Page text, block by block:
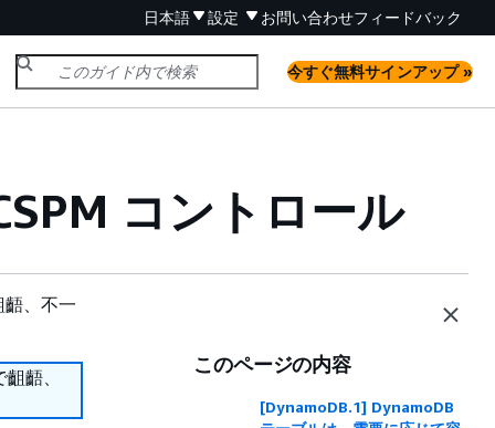
日本語 設定 お問い合わせフィードバック
今すぐ無料サインアップ »
コントロール
、不一
齬、
このページの内容
[DynamoDB.1] DynamoDB